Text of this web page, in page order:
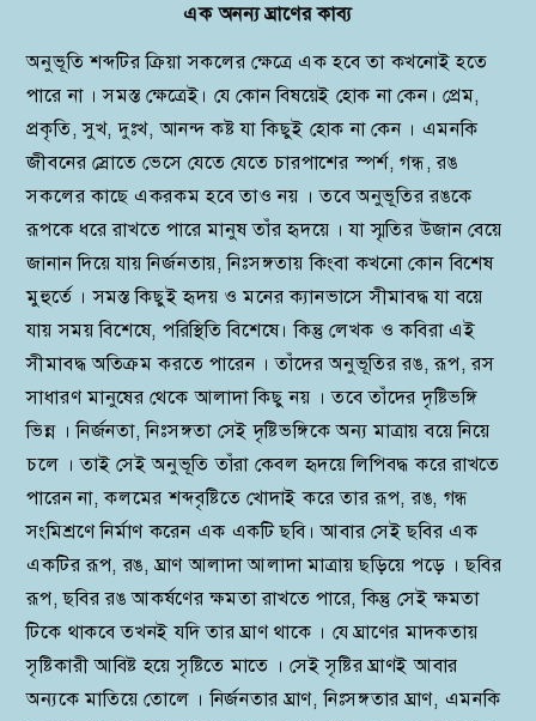
এক অনন্য ঘ্রাণের কাব্য
অনুভূতি শব্দটির ক্রিয়া সকলের ক্ষেত্রে এক হবে তা কখনোই হতে
পারে না । সমস্ত ক্ষেত্রেই। যে কোন বিষয়েই হোক না কেন। প্রেম,
প্রকৃতি, সুখ, দুঃখ, আনন্দ কষ্ট যা কিছুই হোক না কেন । এমনকি
জীবনের স্রোতে ভেসে যেতে যেতে চারপাশের স্পর্শ, গন্ধ, রঙ
সকলের কাছে একরকম হবে তাও নয় । তবে অনুভূতির রঙকে
রূপকে ধরে রাখতে পারে মানুষ তাঁর হৃদয়ে । যা স্মৃতির উজান বেয়ে
জানান দিয়ে যায় নির্জনতায়, নিঃসঙ্গতায় কিংবা কখনো কোন বিশেষ
মুহুর্তে । সমস্ত কিছুই হৃদয় ও মনের ক্যানভাসে সীমাবদ্ধ যা বয়ে
যায় সময় বিশেষে, পরিস্থিতি বিশেষে। কিন্তু লেখক ও কবিরা এই
সীমাবদ্ধ অতিক্রম করতে পারেন । তাঁদের অনুভূতির রঙ, রূপ, রস
সাধারণ মানুষের থেকে আলাদা কিছু নয় । তবে তাঁদের দৃষ্টিভঙ্গি
ভিন্ন । নির্জনতা, নিঃসঙ্গতা সেই দৃষ্টিভঙ্গিকে অন্য মাত্রায় বয়ে নিয়ে
চলে । তাই সেই অনুভূতি তাঁরা কেবল হৃদয়ে লিপিবদ্ধ করে রাখতে
পারেন না, কলমের শব্দবৃষ্টিতে খোদাই করে তার রূপ, রঙ, গন্ধ
সংমিশ্রণে নির্মাণ করেন এক একটি ছবি। আবার সেই ছবির এক
একটির রূপ, রঙ, ঘ্রাণ আলাদা আলাদা মাত্রায় ছড়িয়ে পড়ে । ছবির
রূপ, ছবির রঙ আকর্ষণের ক্ষমতা রাখতে পারে, কিন্তু সেই ক্ষমতা
টিকে থাকবে তখনই যদি তার ঘ্রাণ থাকে । যে ঘ্রাণের মাদকতায়
সৃষ্টিকারী আবিষ্ট হয়ে সৃষ্টিতে মাতে । সেই সৃষ্টির ঘ্রাণই আবার
অন্যকে মাতিয়ে তোলে । নির্জনতার ঘ্রাণ, নিঃসঙ্গতার ঘ্রাণ, এমনকি